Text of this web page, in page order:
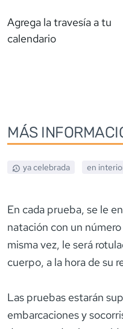
Agrega la travesía a tu
calendario
MÁS
ya celebrada en
En cada prueba, se le
natación con un
misma vez, le será
cuerpo, a la hora de su
Las pruebas estarán
embarcaciones y